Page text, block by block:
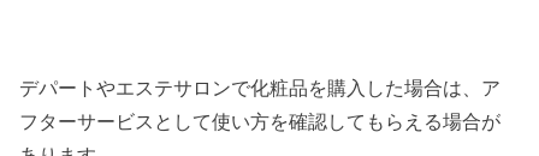
デパートやエステサロンで化粧品を購入した場合は、ア
フターサービスとして使い方を確認してもらえる場合が